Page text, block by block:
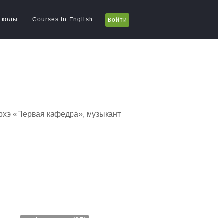
Courses in English Войти
«Первая кафедра», музыкант